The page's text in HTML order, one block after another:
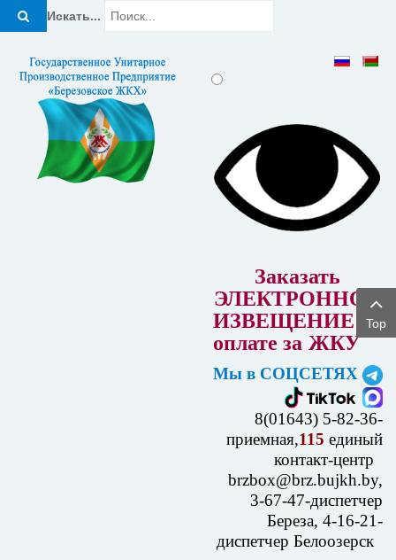
Искать...
Заказать
ЭЛЕКТРОННОЕ
ИЗВЕЩЕНИЕ об
оплате за ЖКУ
Мы в СОЦСЕТЯХ
8(01643) 5-82-36-
приемная,115 единый
контакт-центр
brzbox@brz.bujkh.by,
3-67-47-диспетчер
Береза, 4-16-21-
диспетчер Белоозерск
Top